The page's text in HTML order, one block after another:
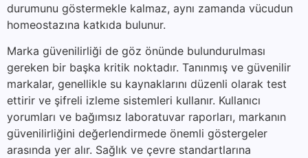
durumunu göstermekle kalmaz, aynı zamanda vücudun
homeostazına katkıda bulunur.
Marka güvenilirliği de göz önünde bulundurulması
gereken bir başka kritik noktadır. Tanınmış ve güvenilir
markalar, genellikle su kaynaklarını düzenli olarak test
ettirir ve şifreli izleme sistemleri kullanır. Kullanıcı
yorumları ve bağımsız laboratuvar raporları, markanın
güvenilirliğini değerlendirmede önemli göstergeler
arasında yer alır. Sağlık ve çevre standartlarına